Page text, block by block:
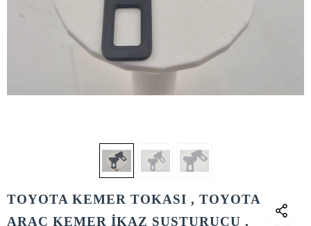
TOYOTA KEMER TOKASI , TOYOTA
ARAÇ KEMER İKAZ SUSTURUCU ,